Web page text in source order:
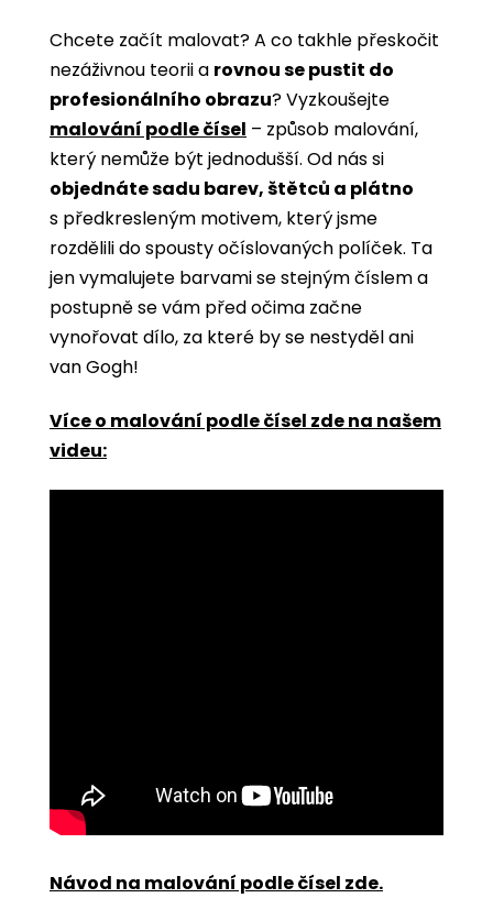
Chcete začít malovat? A co takhle přeskočit
nezáživnou teorii a rovnou se pustit do
profesionálního obrazu? Vyzkoušejte
malování podle čísel ­­– způsob malování,
který nemůže být jednodušší. Od nás si
objednáte sadu barev, štětců a plátno
s předkresleným motivem, který jsme
rozdělili do spousty očíslovaných políček. Ta
jen vymalujete barvami se stejným číslem a
postupně se vám před očima začne
vynořovat dílo, za které by se nestyděl ani
van Gogh!
Více o malování podle čísel zde na našem
videu:
Návod na malování podle čísel zde.